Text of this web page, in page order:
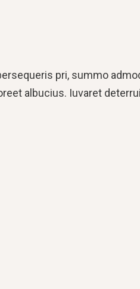
pri, summo
albucius. Iuvaret